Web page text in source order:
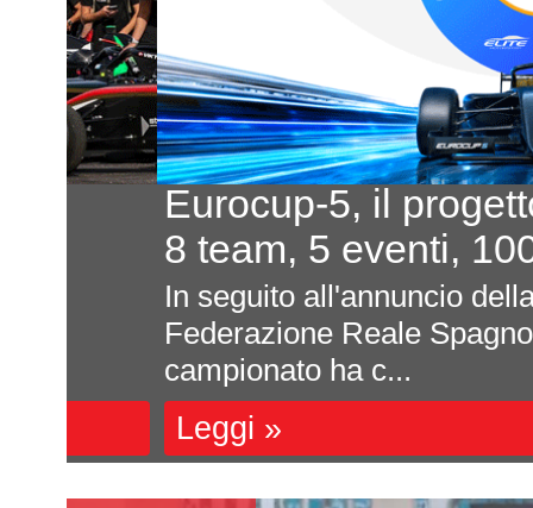
Eurocup-5, il progetto
8 team, 5 eventi,
In seguito all'annuncio della
Federazione Reale Spagnola
campionato ha c...
Leggi »